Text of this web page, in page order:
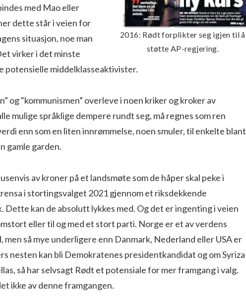
2016: Rødt forplikter seg igjen til å
støtte AP-regjering.
med Mao eller
dette står i veien for
situasjon, noe man
virker i det minste
potensielle middelklasseaktivister.
og “kommunismen” overleve i noen kriker og kroker av
mulige språklige dempere rundt seg, må regnes som ren
enn som en liten innrømmelse, noen smuler, til enkelte blant
gamle garden.
av kroner på et landsmøte som de håper skal peke i
i stortingsvalget 2021 gjennom et riksdekkende
Dette kan de absolutt lykkes med. Og det er ingenting i veien
eller til og med et stort parti. Norge er et av verdens
men så mye underligere enn Danmark, Nederland eller USA er
nesten kan bli Demokratenes presidentkandidat og om Syriza
så har selvsagt Rødt et potensiale for mer framgang i valg.
ikke av denne framgangen.